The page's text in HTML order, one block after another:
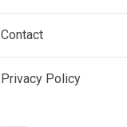
Contact
Privacy Policy